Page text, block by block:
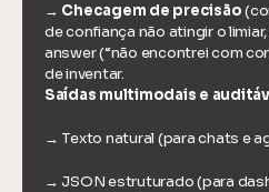
→ Checagem de precisão
de confiança não atingir o
answer (“não encontrei com
de inventar.
Saídas multimodais e
→ Texto natural (para chats e
→ JSON estruturado (para